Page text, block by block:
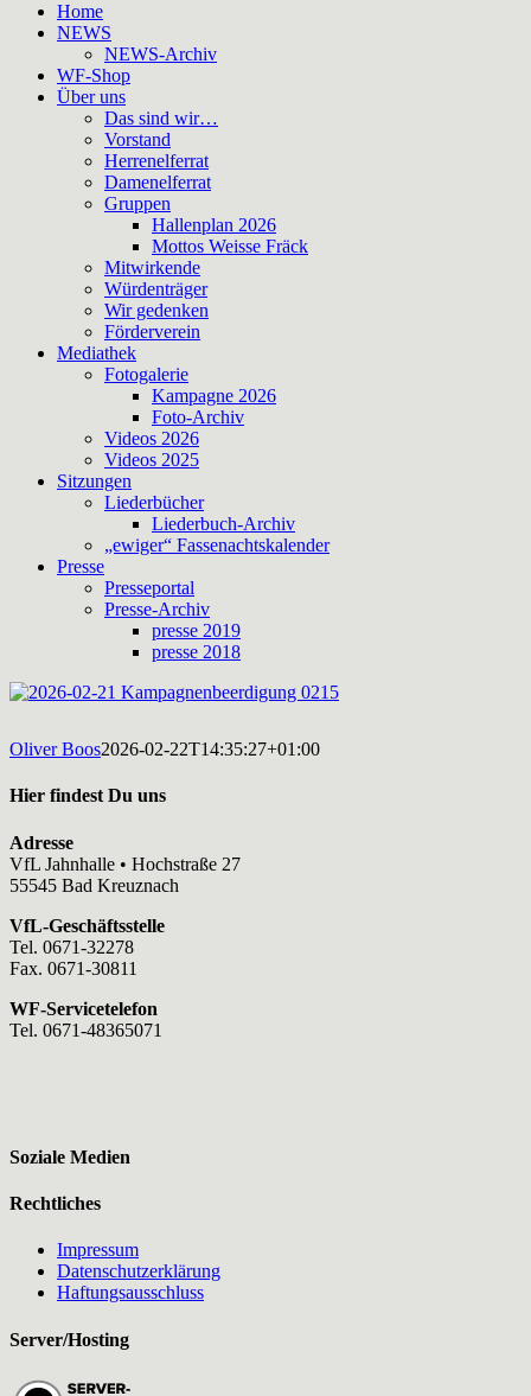
Home
NEWS
NEWS-Archiv
WF-Shop
Über uns
Das sind wir…
Vorstand
Herrenelferrat
Damenelferrat
Gruppen
Hallenplan 2026
Mottos Weisse Fräck
Mitwirkende
Würdenträger
Wir gedenken
Förderverein
Mediathek
Fotogalerie
Kampagne 2026
Foto-Archiv
Videos 2026
Videos 2025
Sitzungen
Liederbücher
Liederbuch-Archiv
„ewiger“ Fassenachtskalender
Presse
Presseportal
Presse-Archiv
presse 2019
presse 2018
Oliver Boos2026-02-22T14:35:27+01:00
Hier findest Du uns
Adresse
VfL Jahnhalle • Hochstraße 27
55545 Bad Kreuznach
VfL-Geschäftsstelle
Tel. 0671-32278
Fax. 0671-30811
WF-Servicetelefon
Tel. 0671-48365071
Soziale Medien
Rechtliches
Impressum
Datenschutzerklärung
Haftungsausschluss
Server/Hosting